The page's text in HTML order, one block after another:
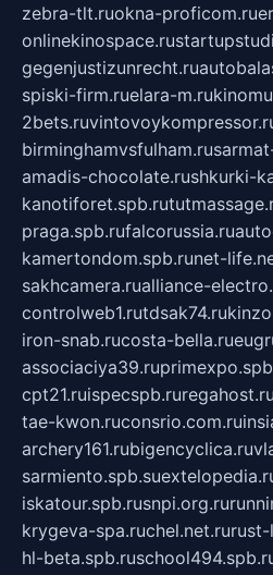
zebra-tlt.ruokna-proficom.ru
onlinekinospace.ru
gegenjustizunrecht.ru
spiski-firm.ruelara-m.ru
2bets.ru
birminghamvsfulham.ru
amadis-chocolate.rushkurki-
kanotiforet.spb.ru
praga.spb.rufalcorussia.ru
kamertondom.spb.runet-
sakhcamera.rualliance-
controlweb1.rutdsak74.ru
iron-snab.rucosta-bella.ru
associaciya39.ru
cpt21.ruispecspb.ruregahost.ru
tae-kwon.ruconsrio.com.ru
archery161.rubigencyclica.ru
sarmiento.spb.su
iskatour.spb.rusnpi.org.ru
krygeva-spa.ruchel.net.ru
hl-beta.spb.ru